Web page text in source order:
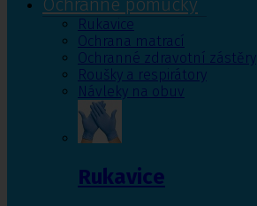
Ochranné pomůcky
Rukavice
Ochrana matrací
Ochranné zdravotní zástěry
Roušky a respirátory
Návleky na obuv
Rukavice